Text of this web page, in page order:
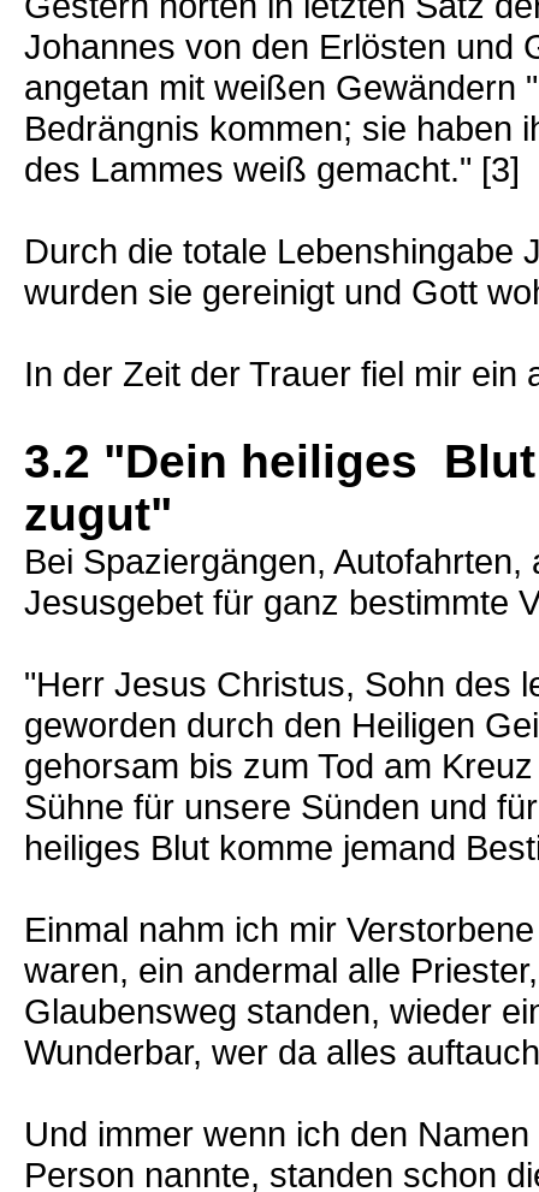
Johannes von den Erlösten und
angetan mit weißen Gewändern
Bedrängnis kommen; sie haben
des Lammes weiß gemacht." [3]
Durch die totale Lebenshingabe
wurden sie gereinigt und Gott
In der Zeit der Trauer fiel mir
3.2 "Dein heiliges
zugut"
Bei Spaziergängen,
Jesusgebet für ganz bestimmte
"Herr Jesus Christus, Sohn des
geworden durch den Heiligen
gehorsam bis zum Tod am
Sühne für unsere Sünden und
heiliges Blut komme jemand
Einmal nahm ich mir
waren, ein andermal alle
Glaubensweg standen, wieder
Wunderbar, wer da alles
Und immer wenn ich den
Person nannte, standen schon